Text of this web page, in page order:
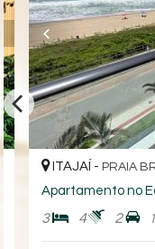
ITAJAÍ - PRAIA
Apartamento no
3 4 2